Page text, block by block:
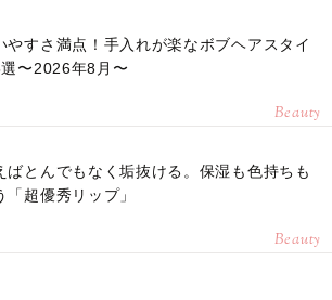
やすさ満点！手入れが楽なボブヘアスタイ
〜2026年8月〜
Beauty
ばとんでもなく垢抜ける。保湿も色持ちも
「超優秀リップ」
Beauty